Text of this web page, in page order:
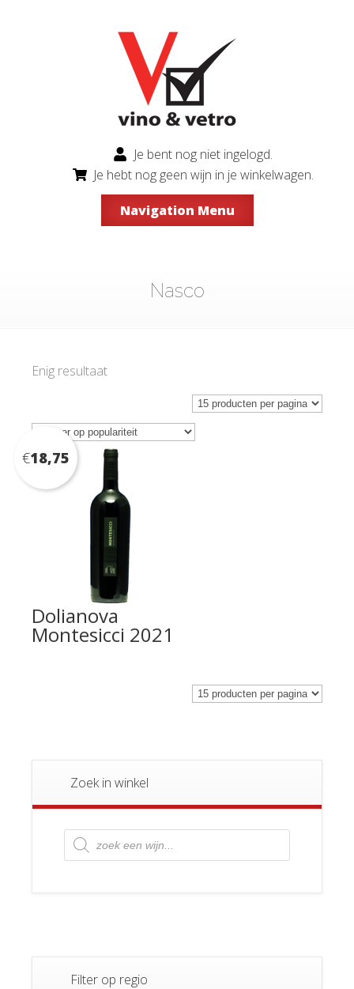
Je bent nog niet ingelogd.
Je hebt nog geen wijn in je winkelwagen.
Navigation Menu
Nasco
Enig resultaat
Dolianova
Montesicci 2021
€18,75
Zoek in winkel
Producten
zoeken
Filter op regio